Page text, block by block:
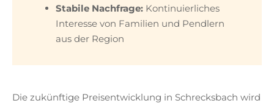
Stabile Nachfrage: Kontinuierliches
Interesse von Familien und Pendlern
aus der Region
Die zukünftige Preisentwicklung in Schrecksbach wird